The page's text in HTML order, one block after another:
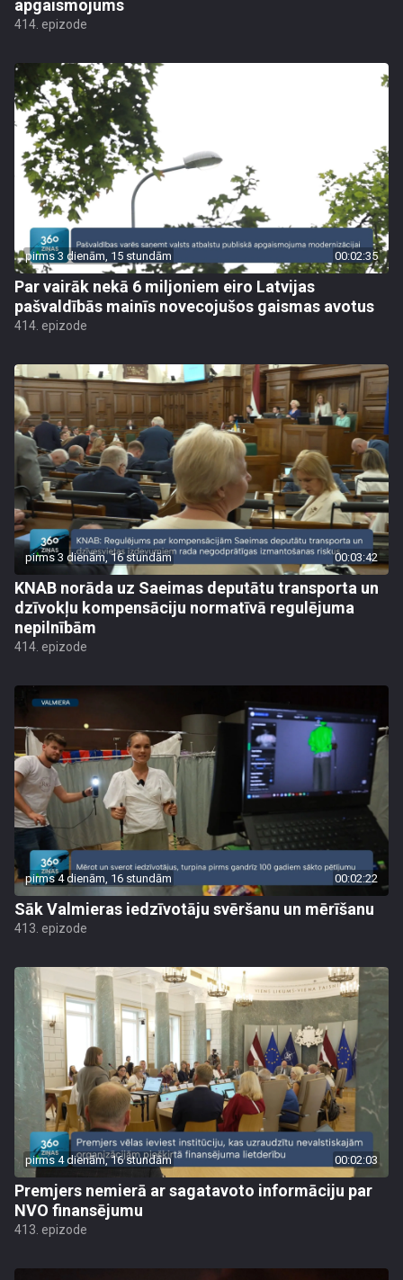
apgaismojums
414. epizode
pirms 3 dienām, 15 stundām 00:02:35
Par vairāk nekā 6 miljoniem eiro Latvijas
pašvaldībās mainīs novecojušos gaismas avotus
414. epizode
pirms 3 dienām, 16 stundām 00:03:42
KNAB norāda uz Saeimas deputātu transporta un
dzīvokļu kompensāciju normatīvā regulējuma
nepilnībām
414. epizode
pirms 4 dienām, 16 stundām 00:02:22
Sāk Valmieras iedzīvotāju svēršanu un mērīšanu
413. epizode
pirms 4 dienām, 16 stundām 00:02:03
Premjers nemierā ar sagatavoto informāciju par
NVO finansējumu
413. epizode